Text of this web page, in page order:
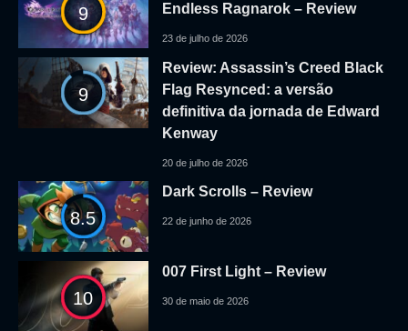
9
Endless Ragnarok – Review
23 de julho de 2026
9
Review: Assassin’s Creed Black
Flag Resynced: a versão
definitiva da jornada de Edward
Kenway
20 de julho de 2026
8.5
Dark Scrolls – Review
22 de junho de 2026
10
007 First Light – Review
30 de maio de 2026